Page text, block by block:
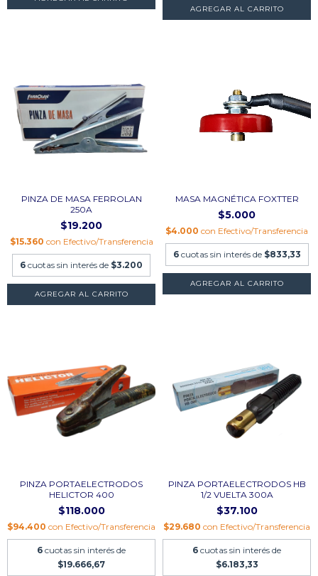
PINZA DE MASA FERROLAN
250A
$19.200
$15.360 con Efectivo/Transferencia
6 cuotas sin interés de $3.200
MASA MAGNÉTICA FOXTTER
$5.000
$4.000 con Efectivo/Transferencia
6 cuotas sin interés de $833,33
PINZA PORTAELECTRODOS
HELICTOR 400
$118.000
$94.400 con Efectivo/Transferencia
6 cuotas sin interés de
$19.666,67
PINZA PORTAELECTRODOS HB
1/2 VUELTA 300A
$37.100
$29.680 con Efectivo/Transferencia
6 cuotas sin interés de
$6.183,33